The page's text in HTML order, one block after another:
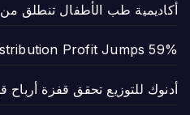
أكاديمية طب الأطفال تنطلق
Profit Jumps 59%
أدنوك للتوزيع تحقق قفزة أرباح